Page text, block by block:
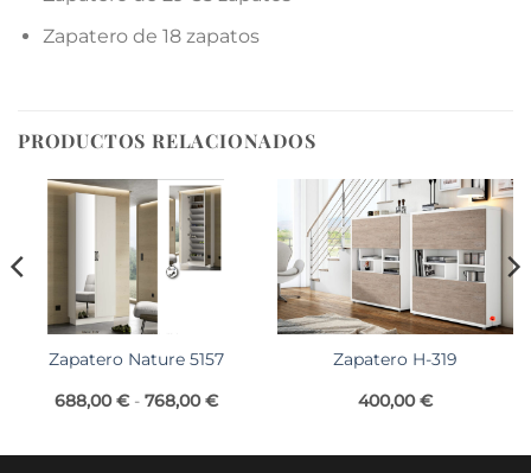
Zapatero de 18 zapatos
PRODUCTOS RELACIONADOS
Zapatero Nature 5157
688,00€ - 768,00€Rango
688,00 €
Zapatero H-319
400,00€